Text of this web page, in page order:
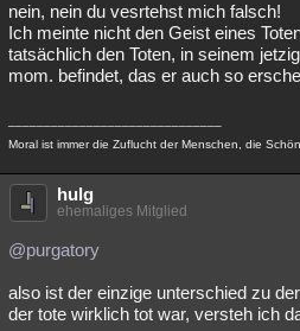
Übersichten
Besucht Teilgenommen Alle
nein, nein du vesrtehst mich falsch!
Ich meinte nicht den Geist eines
tatsächlich den Toten, in seinem
mom. befindet, das er auch so
Moral ist immer die Zuflucht der Menschen, die
hulg
ehemaliges Mitglied
@purgatory
also ist der einzige unterschied zu
der tote wirklich tot war, versteh ich